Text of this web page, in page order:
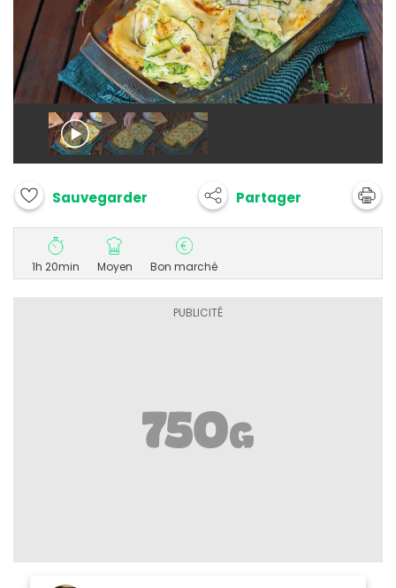
Sauvegarder Partager
1h 20min Moyen Bon marché